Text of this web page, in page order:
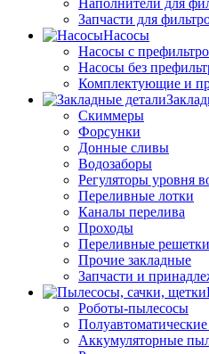
Наполнители для
Запчасти для
Насосы
Насосы с
Насосы без
Комплектующие и
Скиммеры
Форсунки
Донные сливы
Водозаборы
Регуляторы уровня
Переливные лотки
Каналы перелива
Проходы
Переливные решетки
Прочие закладные
Запчасти и
Роботы-пылесосы
Аккумуляторные